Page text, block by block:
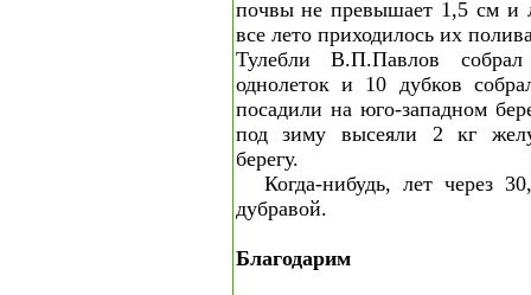
почвы не превышает 1,5 см и
все лето приходилось их
Тулебли В.П.Павлов
однолеток и 10 дубков
посадили на юго-западном
под зиму высеяли 2 кг
берегу.
Когда-нибудь, лет через
дубравой.
Благодарим